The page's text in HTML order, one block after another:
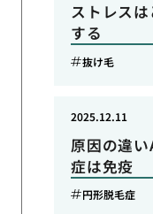
ストレス
する
抜け毛
原因の違
症は免疫
2025.12.11
円形脱毛症